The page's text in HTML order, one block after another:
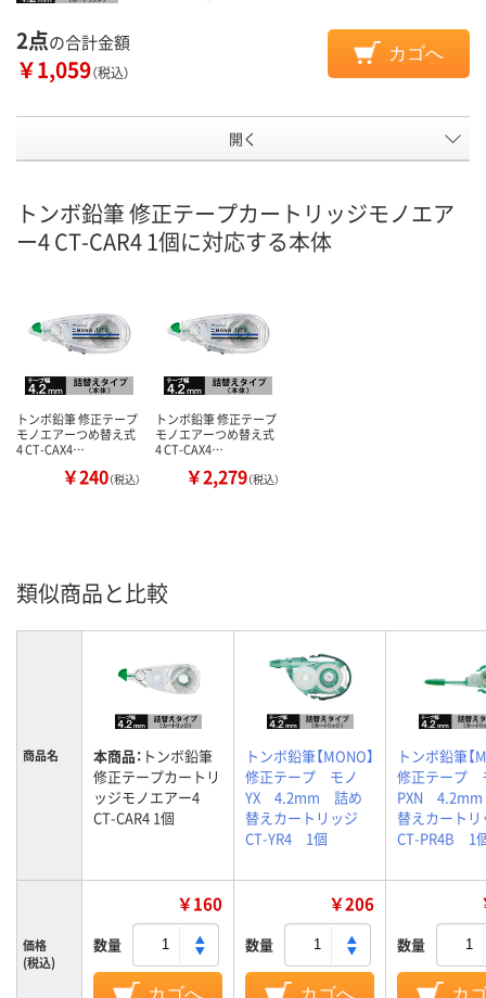
2点の合計金額
￥1,059（税込）
カゴへ
開く
トンボ鉛筆 修正テープカートリッジモノエア
ー4 CT-CAR4 1個に対応する本体
トンボ鉛筆 修正テープ
モノエアーつめ替え式
4 CT-CAX4…
￥240（税込）
トンボ鉛筆 修正テープ
モノエアーつめ替え式
4 CT-CAX4…
￥2,279（税込）
類似商品と比較
商品名 本商品： トンボ鉛筆
修正テープカートリ
ッジモノエアー4
CT-CAR4 1個
トンボ鉛筆【MONO】
修正テープ モノ
YX 4.2mm 詰め
替えカートリッジ
CT-YR4 1個
トンボ鉛筆【
修正テープ
PXN
替えカート
CT-PR4B 1
価格
(税込)
￥160
数量
カゴへ
￥206
数量
カゴへ
数量
カ